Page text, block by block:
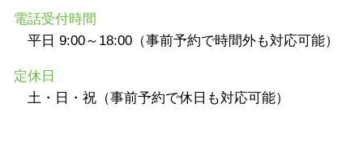
電話受付時間
平日 9:00～18:00（事前予約で時間外も対応可能）
定休日
土・日・祝（事前予約で休日も対応可能）